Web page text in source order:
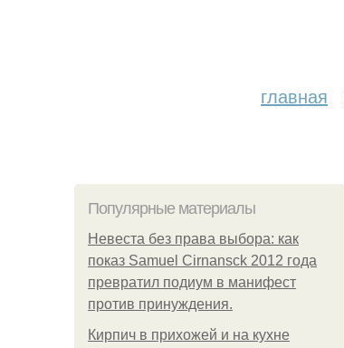
главная
Популярные материалы
Невеста без права выбора: как
показ Samuel Cirnansck 2012 года
превратил подиум в манифест
против принуждения.
Кирпич в прихожей и на кухне